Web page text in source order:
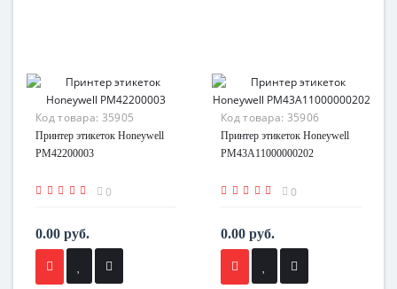
Код товара: 35905
Принтер этикеток Honeywell
PM42200003
0
0.00 руб.
Код товара: 35906
Принтер этикеток Honeywell
PM43A11000000202
0
0.00 руб.